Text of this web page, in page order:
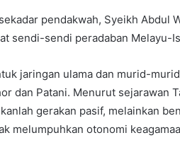
pendakwah, Syeikh Abdul
sendi-sendi peradaban Melayu-
jaringan ulama dan murid-
dan Patani. Menurut sejarawan
gerakan pasif, melainkan
melumpuhkan otonomi